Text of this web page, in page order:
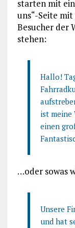
starten mit
uns“-Seite
Besucher der
stehen:
Hallo!
ist meine
einen
…oder sowas
Unsere
und hat